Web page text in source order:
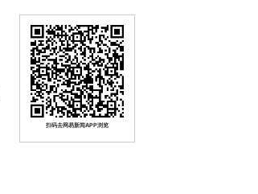
扫码去网易新闻APP浏览